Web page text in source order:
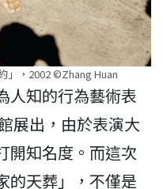
」，2002 ©Zhang Huan
人知的行為藝術表
展出，由於表演大
開知名度。而這次
的天葬」，不僅是